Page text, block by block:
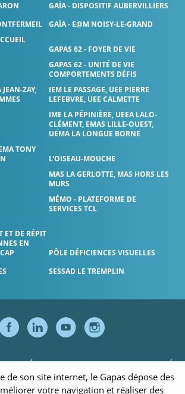
GAÏA - DISPOSITIF AUBERVILLIERS
GAÏA - E@M NOISY-LE-GRAND
GAPAS 62 - FOYER DE VIE
GAPAS 62 - UNITÉ DE VIE
COMPORTEMENTS DÉFIS
ZAY,
IEM LE PASSAGE, UEE PIERRE
LEFEBVRE, UEE CALMETTE
IME LA PÉPINIÈRE, UEEA LALO-
CLÉMENT, EMAS LILLE-OUEST,
UEMA LA LONGUE BORNE
TONY
L'OISEAU-MOUCHE
MAS LA GERLOTTE, MAS HORS LES
MURS
MÉMO - PLATEFORME DE
SERVICES TCL
ET DE RÉPIT
EN
PÔLE DÉFICIENCES VISUELLES
SESSAD LE TREMPLIN
SUIVEZ-NOUS
SUIVEZ-
SUIVEZ-
LÉGALES POLITIQUE DE CONFIDENTIALITÉ
COOKIES RESSOURCES ACCESSIBILITÉ
de son site internet, le Gapas dépose des
votre navigation et réaliser des